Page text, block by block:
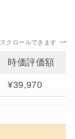
スクロールできます
時価評価額
¥39,970